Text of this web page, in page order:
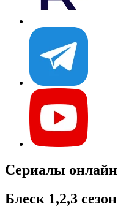
Сериалы онлайн
Блеск 1,2,3 сезон